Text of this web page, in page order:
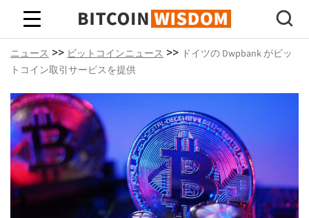
ビットコインの知恵
ニュース >> ビットコインニュース >> ドイツの Dwpbank がビッ
トコイン取引サービスを提供